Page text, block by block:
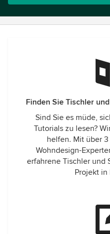
Finden Sie Tischler
Sind Sie es müde,
Tutorials zu lesen?
helfen. Mit über
Wohndesign-
erfahrene Tischler und
Projekt in